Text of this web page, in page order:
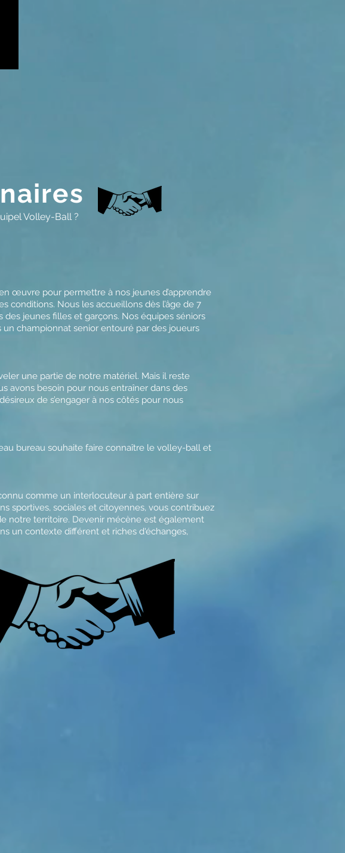
Volley-Ball ?
œuvre pour permettre à nos jeunes d’apprendre
conditions. Nous les accueillons dès l’âge de 7
jeunes filles et garçons. Nos équipes séniors
championnat senior entouré par des joueurs
une partie de notre matériel. Mais il reste
avons besoin pour nous entraîner dans des
de s’engager à nos côtés pour nous
bureau souhaite faire connaître le volley-ball et
comme un interlocuteur à part entière sur
sportives, sociales et citoyennes, vous contribuez
notre territoire. Devenir mécène est également
un contexte différent et riches d'échanges,